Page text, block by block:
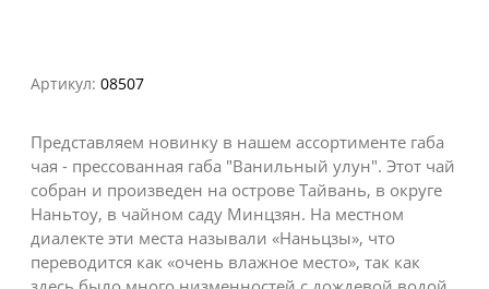
Артикул: 08507
​Представляем новинку в нашем ассортименте габа
чая - прессованная габа "Ванильный улун". Этот чай
собран и произведен на острове Тайвань, в округе
Наньтоу, в чайном саду Минцзян. На местном
диалекте эти места называли «Наньцзы», что
переводится как «очень влажное место», так как